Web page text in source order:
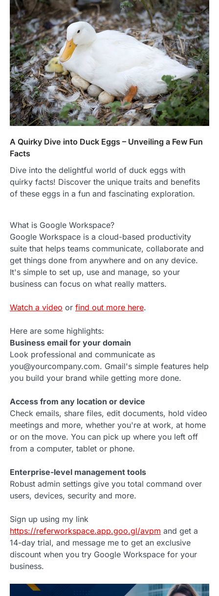
A Quirky Dive into Duck Eggs – Unveiling a Few Fun
Facts
Dive into the delightful world of duck eggs with
quirky facts! Discover the unique traits and benefits
of these eggs in a fun and fascinating exploration.
What is Google Workspace?
Google Workspace is a cloud-based productivity
suite that helps teams communicate, collaborate and
get things done from anywhere and on any device.
It's simple to set up, use and manage, so your
business can focus on what really matters.
Watch a video or find out more here.
Here are some highlights:
Business email for your domain
Look professional and communicate as
you@yourcompany.com. Gmail's simple features help
you build your brand while getting more done.
Access from any location or device
Check emails, share files, edit documents, hold video
meetings and more, whether you're at work, at home
or on the move. You can pick up where you left off
from a computer, tablet or phone.
Enterprise-level management tools
Robust admin settings give you total command over
users, devices, security and more.
Sign up using my link
https://referworkspace.app.goo.gl/avpm and get a
14-day trial, and message me to get an exclusive
discount when you try Google Workspace for your
business.